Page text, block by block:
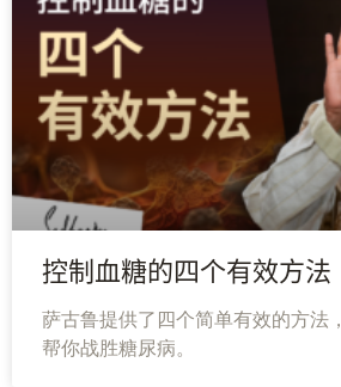
控制血糖的四个有效方法
萨古鲁提供了四个简单有效的方法，
帮你战胜糖尿病。